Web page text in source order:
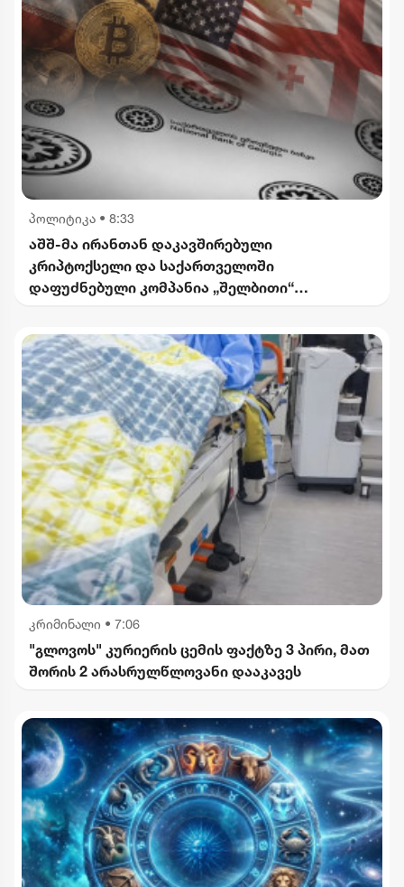
პოლიტიკა • 8:33
აშშ-მა ირანთან დაკავშირებული
კრიპტოქსელი და საქართველოში
დაფუძნებული კომპანია „შელბითი“
კრიმინალი • 7:06
"გლოვოს" კურიერის ცემის ფაქტზე 3 პირი, მათ
შორის 2 არასრულწლოვანი დააკავეს